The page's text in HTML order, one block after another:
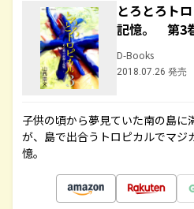
とろとろト
記憶。 第3
D-Books
2018.07.26 発売
子供の頃から夢見ていた南の島に
が、島で出合うトロピカルでマジ
憶。